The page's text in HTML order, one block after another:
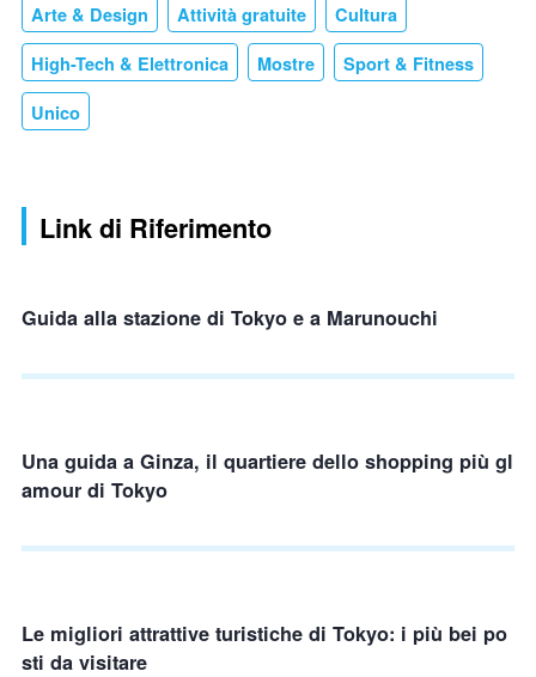
Arte & Design Attività gratuite Cultura
High-Tech & Elettronica Mostre Sport & Fitness
Unico
Link di Riferimento
Guida alla stazione di Tokyo e a Marunouchi
Una guida a Ginza, il quartiere dello shopping più gl
amour di Tokyo
Le migliori attrattive turistiche di Tokyo: i più bei po
sti da visitare